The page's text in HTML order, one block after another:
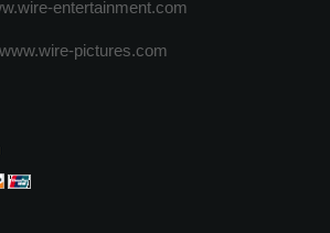
entertainment.com
www.wire-pictures.com